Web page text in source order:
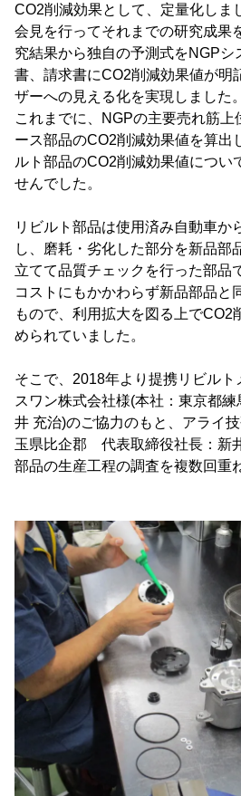
CO2削減効果として、定量化しま
会見を行ってそれまでの研究成果
究結果から独自の予測式をNGPシ
書、請求書にCO2削減効果値が明
ザーへの見える化を実現しました。
これまでに、NGPの主要売れ筋
ース部品のCO2削減効果値を算出
ルト部品のCO2削減効果値につい
せんでした。
リビルト部品は使用済み自動車か
し、磨耗・劣化した部分を新品部
立てて品質チェックを行った部品
コストにもかかわらず新品部品と
もので、利用拡大を図る上でCO2
められていました。
そこで、2018年より提携リビルト
スワン株式会社様(本社：東京都
井 充治)のご協力のもと、アライ
玉県比企郡 代表取締役社長：新
部品の生産工程の調査を複数回重